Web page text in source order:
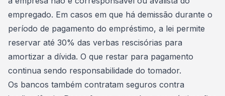
empregado. Em casos em que há demissão durante o
período de pagamento do empréstimo, a lei permite
reservar até 30% das verbas rescisórias para
amortizar a dívida. O que restar para pagamento
continua sendo responsabilidade do tomador.
Os bancos também contratam seguros contra